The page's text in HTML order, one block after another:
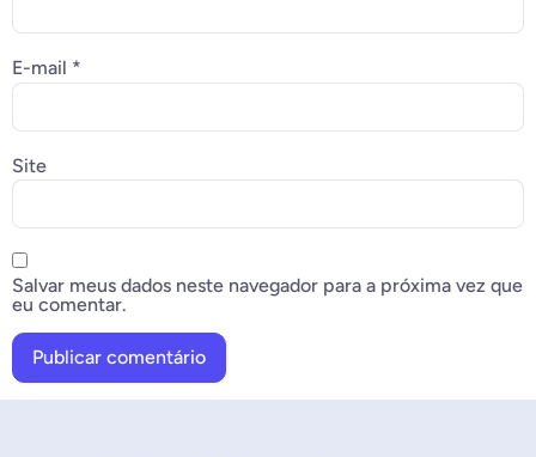
E-mail *
Site
Salvar meus dados neste navegador para a próxima vez que
eu comentar.